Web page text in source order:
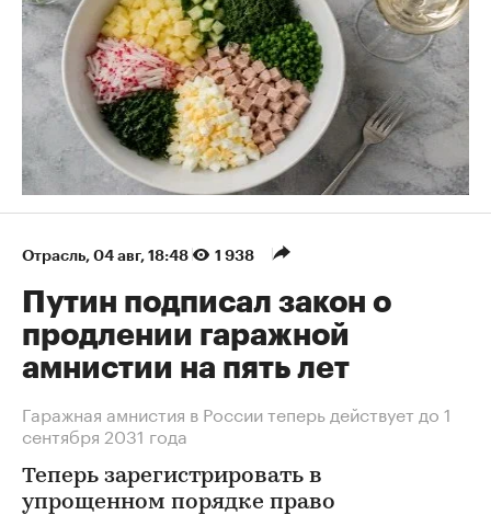
Отрасль 04 авг, 18:48 1 938
Путин подписал закон о
продлении гаражной
амнистии на пять лет
Гаражная амнистия в России теперь действует до 1
сентября 2031 года
Теперь зарегистрировать в
упрощенном порядке право